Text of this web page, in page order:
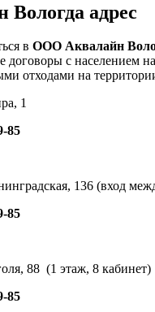
адрес
в ООО Аквалайн
договоры с населением
отходами на
1
85
136 (вход
85
88 (1 этаж, 8 кабинет)
85